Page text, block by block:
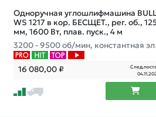
Одноручная углошлифмашина BULL
WS 1217 в кор. БЕСЩЕТ., рег. об., 125
мм, 1600 Вт, плав. пуск., 4 м
3200 - 9500 об/мин, константная
троника, защита от повторного вклю
чения, вес 2,2 кг
16 080,00₽